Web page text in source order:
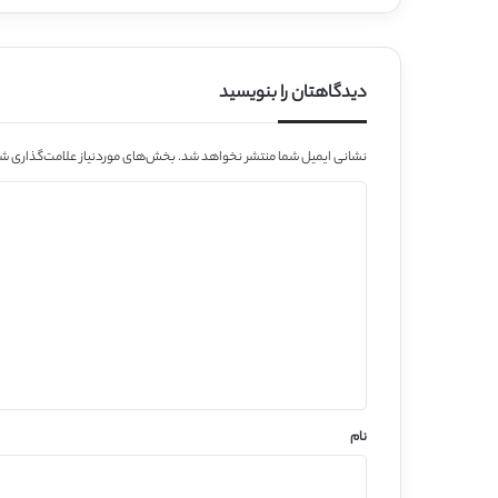
دیدگاهتان را بنویسید
نشانی ایمیل شما منتشر نخواهد شد.بخش‌های موردنیاز علامت‌گذاری
نام